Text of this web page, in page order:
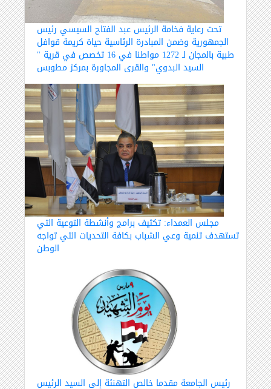
تحت رعاية فخامة الرئيس عبد الفتاح السيسي رئيس
الجمهورية وضمن المبادرة الرئاسية حياة كريمة قوافل
طبية بالمجان لـ 1272 مواطنا في 16 تخصص في قرية "
السيد البدوي" والقرى المجاورة بمركز مطوبس
مجلس العمداء: تكثيف برامج وأنشطة التوعية التي
تستهدف تنمية وعي الشباب بكافة التحديات التي تواجه
الوطن
رئيس الجامعة مقدما خالص التهنئة إلى السيد الرئيس